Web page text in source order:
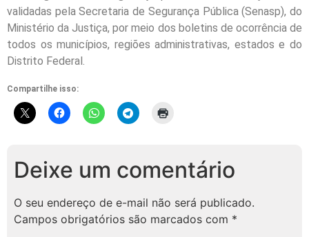
validadas pela Secretaria de Segurança Pública (Senasp), do
Ministério da Justiça, por meio dos boletins de ocorrência de
todos os municípios, regiões administrativas, estados e do
Distrito Federal.
Compartilhe isso:
Deixe um comentário
O seu endereço de e-mail não será publicado.
Campos obrigatórios são marcados com *